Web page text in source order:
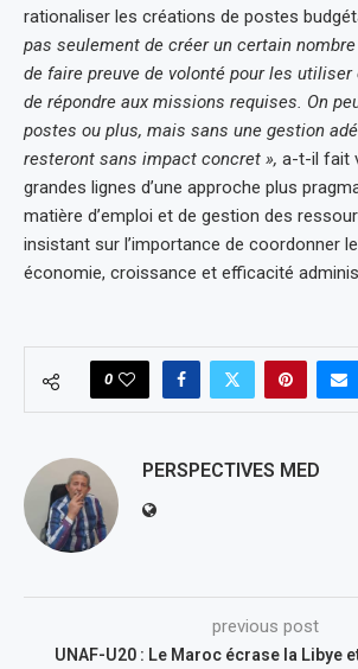
rationaliser les créations de postes
pas seulement de créer un certain
de faire preuve de volonté pour les
de répondre aux missions requises. On
postes ou plus, mais sans une gestion
resteront sans impact concret », a-t-il fait
grandes lignes d’une approche plus
matière d’emploi et de gestion des
insistant sur l’importance de coordonner
économie, croissance et efficacité
0
PERSPECTIVES MED
previous post
UNAF-U20 : Le Maroc écrase la Libye